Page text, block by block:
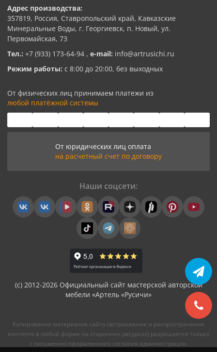
Адрес производства:
357819, Россия, Ставропольский край, Кавказские
Минеральные Воды, г. Георгиевск, п. Новый, ул.
Первомайская, 73
Тел.: +7 (933) 173-64-94 , e-mail: info@artrusichi.ru
Режим работы: с 8:00 до 20:00, без выходных
От физических лиц принимаем платежи из
любой платёжной системы
От юридических лиц оплата
на расчетный счет по договору
(с) 2012-2026 Официальный сайт мастерской авторской
мебели «Артель «Русичи»
Наши соцсети:
Копирование материалов сайта (встраивание и распространение
контента в любой форме на сторонних ресурсах) разрешается только
с письменно-оформленного согласия администрации.